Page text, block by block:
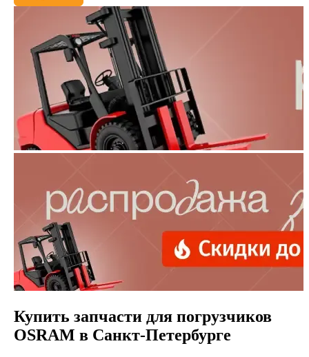
Купить запчасти для погрузчиков
OSRAM в Санкт-Петербурге